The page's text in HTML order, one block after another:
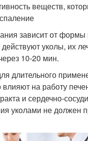
веществ,
зависит от формы
уколы, их
10-20 мин.
длительного
влияют на работу
и сердечно-
уколами не должен